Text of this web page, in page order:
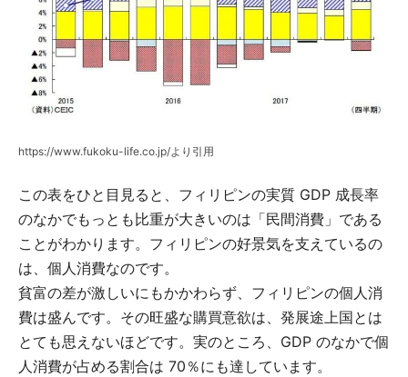
https://www.fukoku-life.co.jp/より引用
この表をひと目見ると、フィリピンの実質 GDP 成長率
のなかでもっとも比重が大きいのは「民間消費」である
ことがわかります。フィリピンの好景気を支えているの
は、個人消費なのです。
貧富の差が激しいにもかかわらず、フィリピンの個人消
費は盛んです。その旺盛な購買意欲は、発展途上国とは
とても思えないほどです。実のところ、GDP のなかで個
人消費が占める割合は 70％にも達しています。